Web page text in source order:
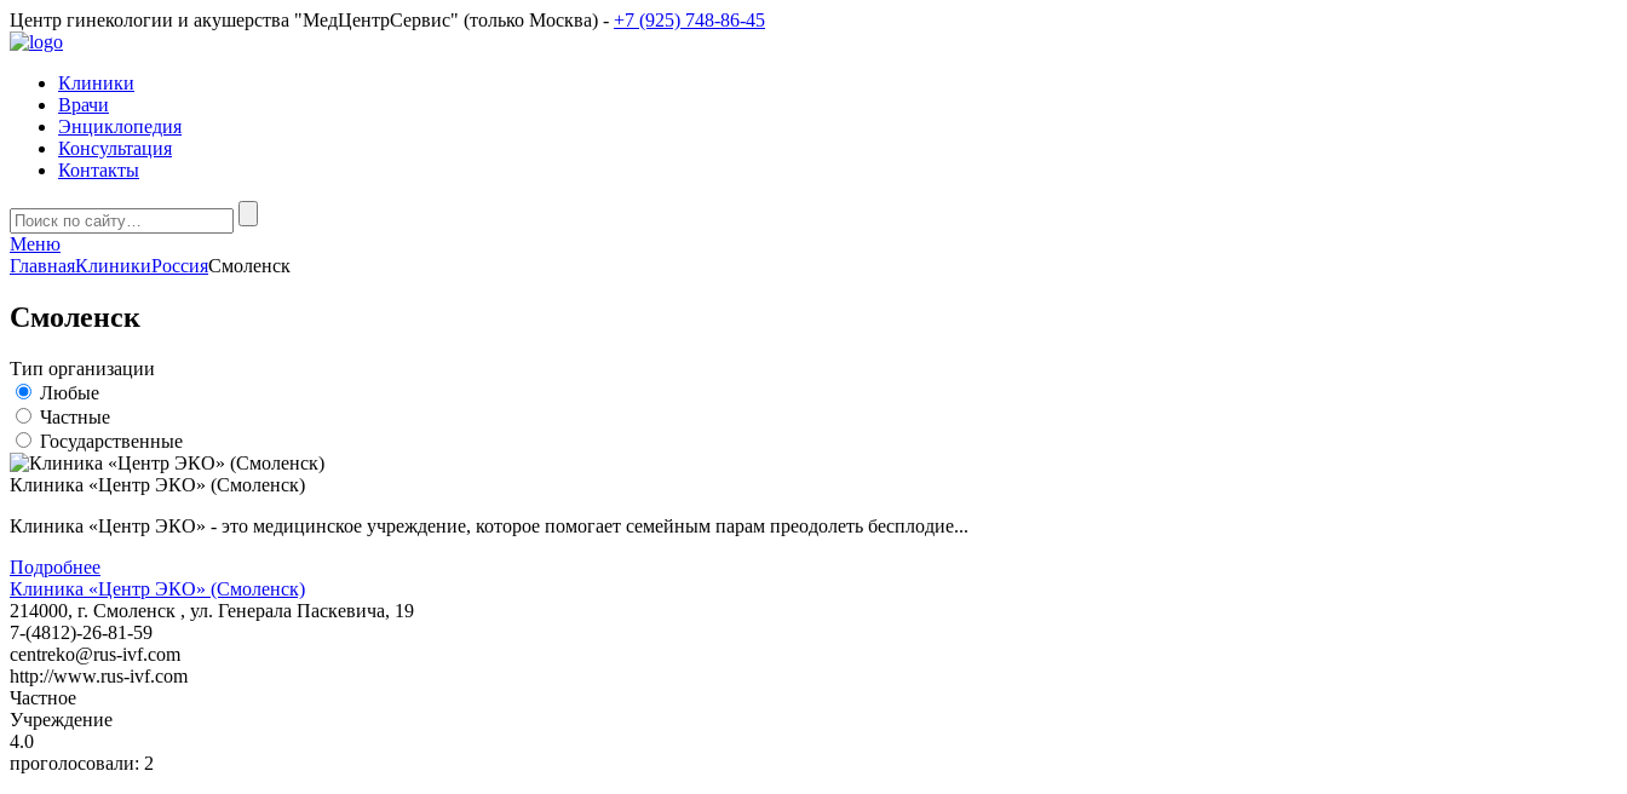
Центр гинекологии и акушерства "МедЦентрСервис" (только Москва) - +7 (925) 748-86-45
Клиники
Врачи
Энциклопедия
Консультация
Контакты
Меню
ГлавнаяКлиникиРоссияСмоленск
Смоленск
Тип организации
Любые
Частные
Государственные
Клиника «Центр ЭКО» (Смоленск)
Клиника «Центр ЭКО» - это медицинское учреждение, которое помогает семейным парам преодолеть бесплодие...
Подробнее
Клиника «Центр ЭКО» (Смоленск)
214000, г. Смоленск , ул. Генерала Паскевича, 19
7-(4812)-26-81-59
centreko@rus-ivf.com
http://www.rus-ivf.com
Частное
Учреждение
4.0
проголосовали: 2